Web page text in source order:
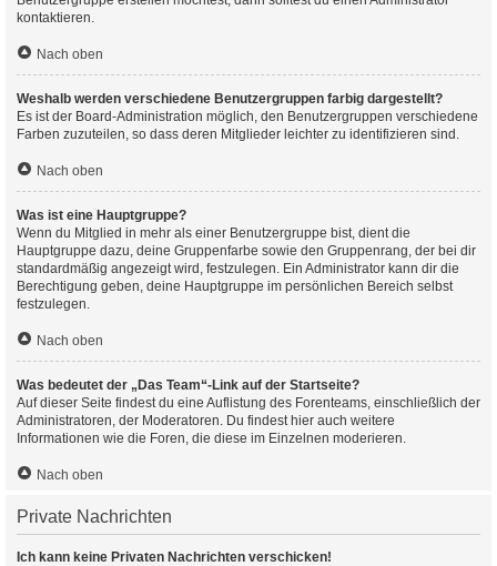
kontaktieren.
Nach oben
Weshalb werden verschiedene Benutzergruppen farbig dargestellt?
Es ist der Board-Administration möglich, den Benutzergruppen verschiedene
Farben zuzuteilen, so dass deren Mitglieder leichter zu identifizieren sind.
Nach oben
Was ist eine Hauptgruppe?
Wenn du Mitglied in mehr als einer Benutzergruppe bist, dient die
Hauptgruppe dazu, deine Gruppenfarbe sowie den Gruppenrang, der bei dir
standardmäßig angezeigt wird, festzulegen. Ein Administrator kann dir die
Berechtigung geben, deine Hauptgruppe im persönlichen Bereich selbst
festzulegen.
Nach oben
Was bedeutet der „Das Team“-Link auf der Startseite?
Auf dieser Seite findest du eine Auflistung des Forenteams, einschließlich der
Administratoren, der Moderatoren. Du findest hier auch weitere
Informationen wie die Foren, die diese im Einzelnen moderieren.
Nach oben
Private Nachrichten
Ich kann keine Privaten Nachrichten verschicken!